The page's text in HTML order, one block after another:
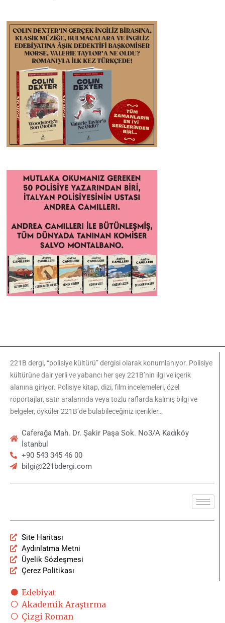
221B dergi, “polisiye kültürü” dergisi olarak konumlanıyor. Polisiye
kültürüne dair yerli ve yabancı her şey 221B’nin ilgi ve içerik
alanına giriyor. Polisiye kitap, dizi, film incelemeleri, özel
röportajlar, satır aralarında veya tozlu raflarda kalmış bilgi ve
belgeler, öyküler 221B’de bulabileceğiniz içerikler…
Caferağa Mah. Dr. Şakir Paşa Sok. No3/A Kadıköy
İstanbul
+90 543 345 46 00
bilgi@221bdergi.com
Site Haritası
Aydınlatma Metni
Üyelik Sözleşmesi
Çerez Politikası
Edebiyat
Akademik Araştırma
Çizgi Roman